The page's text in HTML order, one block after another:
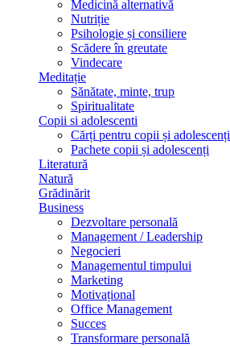
Medicină alternativă
Nutriție
Psihologie și consiliere
Scădere în greutate
Vindecare
Meditație
Sănătate, minte, trup
Spiritualitate
Copii si adolescenti
Cărți pentru copii și adolescenți
Pachete copii și adolescenți
Literatură
Natură
Grădinărit
Business
Dezvoltare personală
Management / Leadership
Negocieri
Managementul timpului
Marketing
Motivațional
Office Management
Succes
Transformare personală